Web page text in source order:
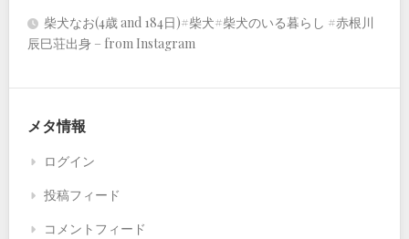
柴犬なお(4歳 and 184日)#柴犬#柴犬のいる暮らし #赤根川
辰巳荘出身 – from Instagram
メタ情報
ログイン
投稿フィード
コメントフィード